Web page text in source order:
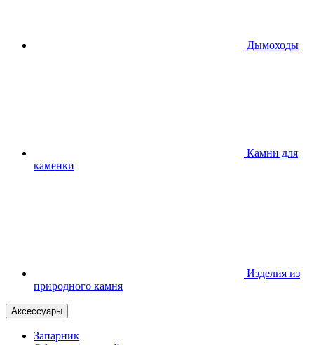
Дымоходы
Камни для
каменки
Изделия из
природного камня
Аксессуары
Запарник